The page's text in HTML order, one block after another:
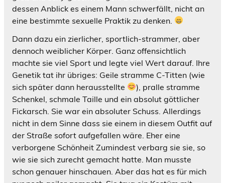
dessen Anblick es einem Mann schwerfällt, nicht an
eine bestimmte sexuelle Praktik zu denken.
Dann dazu ein zierlicher, sportlich-strammer, aber
dennoch weiblicher Körper. Ganz offensichtlich
machte sie viel Sport und legte viel Wert darauf. Ihre
Genetik tat ihr übriges: Geile stramme C-Titten (wie
sich später dann herausstellte
), pralle stramme
Schenkel, schmale Taille und ein absolut göttlicher
Fickarsch. Sie war ein absoluter Schuss. Allerdings
nicht in dem Sinne dass sie einem in diesem Outfit auf
der Straße sofort aufgefallen wäre. Eher eine
verborgene Schönheit Zumindest verbarg sie sie, so
wie sie sich zurecht gemacht hatte. Man musste
schon genauer hinschauen. Aber das hat es für mich